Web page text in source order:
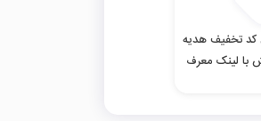
تومان کد تخفیف هدیه
با لینک معرف